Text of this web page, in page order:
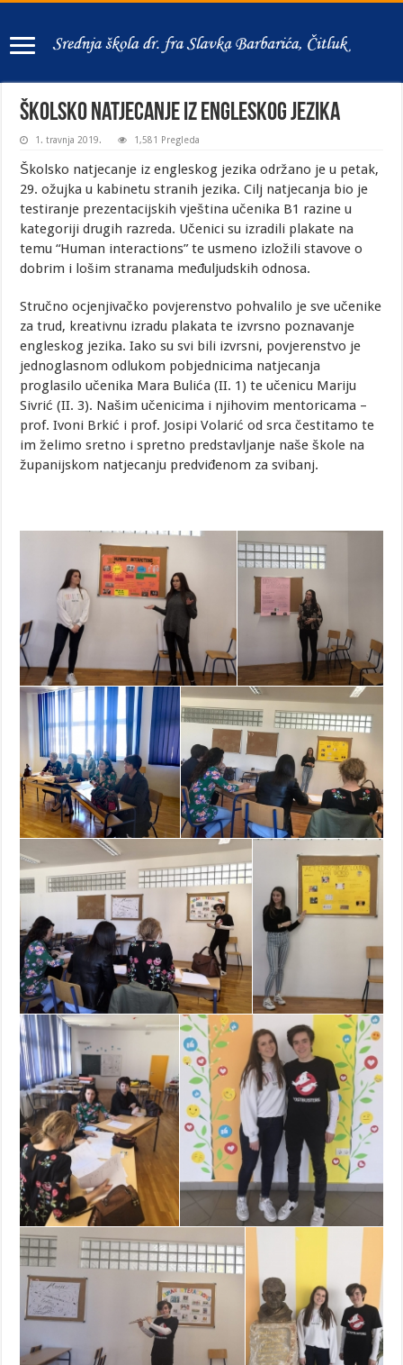
Školsko natjecanje iz engleskog jezika
1. travnja 2019. 1,581 Pregleda
Školsko natjecanje iz engleskog jezika održano je u petak,
29. ožujka u kabinetu stranih jezika. Cilj natjecanja bio je
testiranje prezentacijskih vještina učenika B1 razine u
kategoriji drugih razreda. Učenici su izradili plakate na
temu “Human interactions” te usmeno izložili stavove o
dobrim i lošim stranama međuljudskih odnosa.
Stručno ocjenjivačko povjerenstvo pohvalilo je sve učenike
za trud, kreativnu izradu plakata te izvrsno poznavanje
engleskog jezika. Iako su svi bili izvrsni, povjerenstvo je
jednoglasnom odlukom pobjednicima natjecanja
proglasilo učenika Mara Bulića (II. 1) te učenicu Mariju
Sivrić (II. 3). Našim učenicima i njihovim mentoricama –
prof. Ivoni Brkić i prof. Josipi Volarić od srca čestitamo te
im želimo sretno i spretno predstavljanje naše škole na
županijskom natjecanju predviđenom za svibanj.